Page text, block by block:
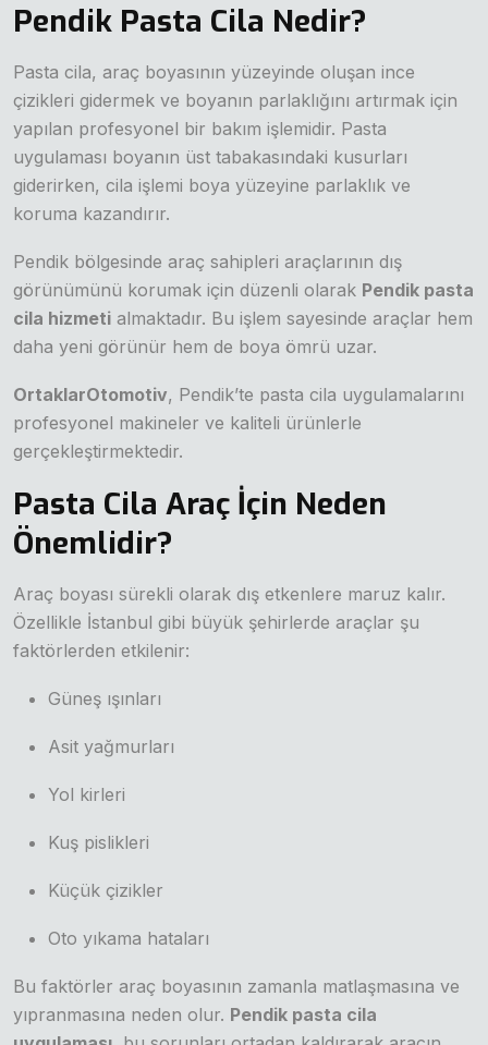
Pendik Pasta Cila Nedir?
Pasta cila, araç boyasının yüzeyinde oluşan ince
çizikleri gidermek ve boyanın parlaklığını artırmak için
yapılan profesyonel bir bakım işlemidir. Pasta
uygulaması boyanın üst tabakasındaki kusurları
giderirken, cila işlemi boya yüzeyine parlaklık ve
koruma kazandırır.
Pendik bölgesinde araç sahipleri araçlarının dış
görünümünü korumak için düzenli olarak Pendik pasta
cila hizmeti almaktadır. Bu işlem sayesinde araçlar hem
daha yeni görünür hem de boya ömrü uzar.
OrtaklarOtomotiv, Pendik’te pasta cila uygulamalarını
profesyonel makineler ve kaliteli ürünlerle
gerçekleştirmektedir.
Pasta Cila Araç İçin Neden
Önemlidir?
Araç boyası sürekli olarak dış etkenlere maruz kalır.
Özellikle İstanbul gibi büyük şehirlerde araçlar şu
faktörlerden etkilenir:
Güneş ışınları
Asit yağmurları
Yol kirleri
Kuş pislikleri
Küçük çizikler
Oto yıkama hataları
Bu faktörler araç boyasının zamanla matlaşmasına ve
yıpranmasına neden olur. Pendik pasta cila